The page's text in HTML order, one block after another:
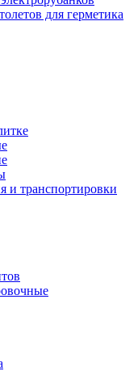
для герметика
и транспортировки